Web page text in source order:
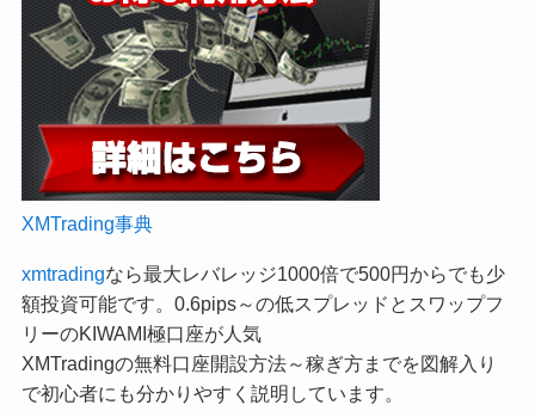
XMTrading事典
xmtradingなら最大レバレッジ1000倍で500円からでも少
額投資可能です。0.6pips～の低スプレッドとスワップフ
リーのKIWAMI極口座が人気
XMTradingの無料口座開設方法～稼ぎ方までを図解入り
で初心者にも分かりやすく説明しています。